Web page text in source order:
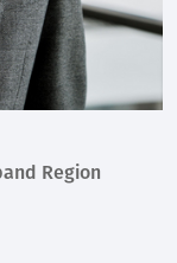
Region